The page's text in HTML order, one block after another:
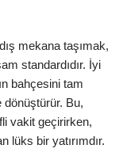
mekana taşımak,
standardıdır. İyi
bahçesini tam
Bu,
vakit geçirirken,
lüks bir yatırımdır.